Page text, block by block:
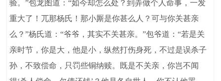
验。”包龙图道：“如今却怎么处？到弄做个人命事，一发
重大了！兀那杨氏！那小厮是你甚么人？可与你关甚亲
么？”杨氏道：“爷爷，其实不关甚亲。”包爷道：“若是关
亲时节，你是大，他是小，纵然打伤身死，不过是误杀子
孙，不致偿命，只罚些铜纳赎。既是不关亲，你岂不闻